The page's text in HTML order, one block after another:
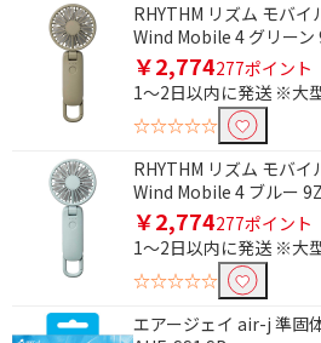
RHYTHM リズム モバ
Wind Mobile 4 グリーン
￥2,774277ポイント
1～2日以内に発送 ※大
☆☆☆☆☆
RHYTHM リズム モバ
Wind Mobile 4 ブルー
￥2,774277ポイント
1～2日以内に発送 ※大
☆☆☆☆☆
エアージェイ air-j 準固